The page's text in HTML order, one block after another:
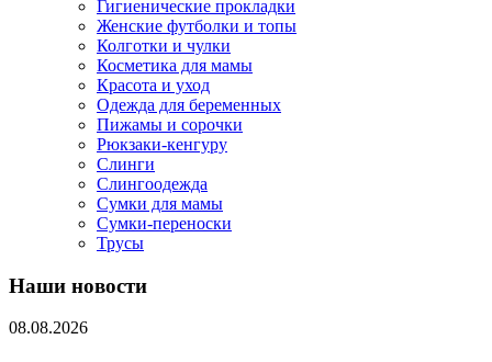
Гигиенические прокладки
Женские футболки и топы
Колготки и чулки
Косметика для мамы
Красота и уход
Одежда для беременных
Пижамы и сорочки
Рюкзаки-кенгуру
Слинги
Слингоодежда
Сумки для мамы
Сумки-переноски
Трусы
Наши новости
08.08.2026